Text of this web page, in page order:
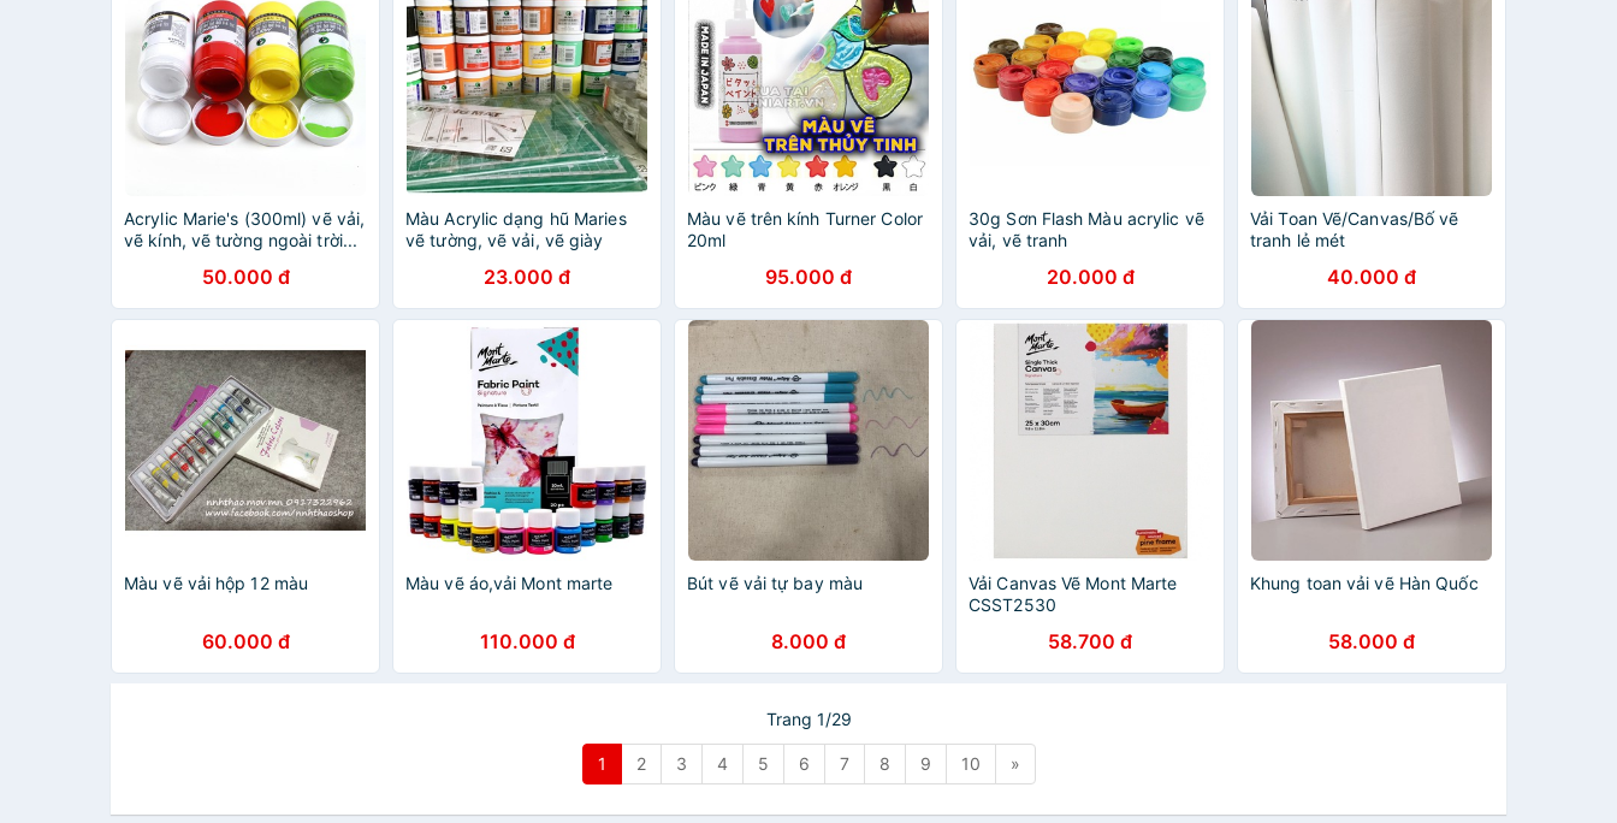
Acrylic Marie's (300ml) vẽ vải,
vẽ kính, vẽ tường ngoài trời...
50.000 đ
Màu Acrylic dạng hũ Maries
vẽ tường, vẽ vải, vẽ giày
23.000 đ
Màu vẽ trên kính Turner Color
20ml
95.000 đ
30g Sơn Flash Màu acrylic vẽ
vải, vẽ tranh
20.000 đ
Vải Toan Vẽ/Canvas/Bố vẽ
tranh lẻ mét
40.000 đ
Màu vẽ vải hộp 12 màu
60.000 đ
Màu vẽ áo,vải Mont marte
110.000 đ
Bút vẽ vải tự bay màu
8.000 đ
Vải Canvas Vẽ Mont Marte
CSST2530
58.700 đ
Khung toan vải vẽ Hàn Quốc
58.000 đ
Trang 1/29
1 2 3 4 5 6 7 8 9 10 »